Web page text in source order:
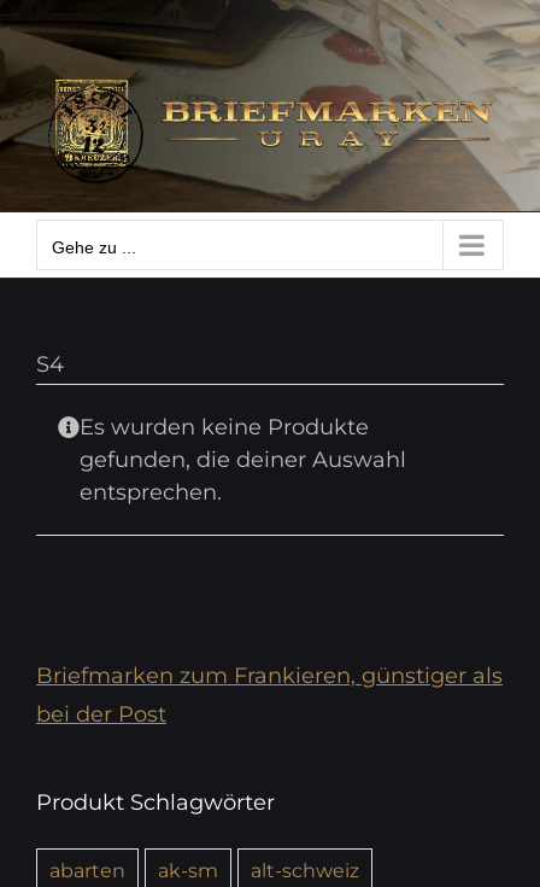
Zum
Inhalt
springen
Gehe zu ...
Gehe zu ...
S4
Es wurden keine Produkte
gefunden, die deiner Auswahl
entsprechen.
Briefmarken zum Frankieren, günstiger als
bei der Post
Produkt Schlagwörter
abarten ak-sm
alt-schweiz